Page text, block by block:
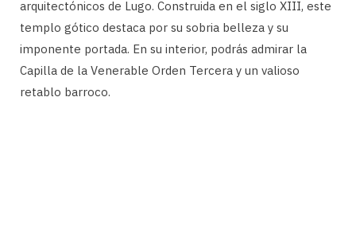
arquitectónicos de Lugo. Construida en el siglo XIII, este
templo gótico destaca por su sobria belleza y su
imponente portada. En su interior, podrás admirar la
Capilla de la Venerable Orden Tercera y un valioso
retablo barroco.